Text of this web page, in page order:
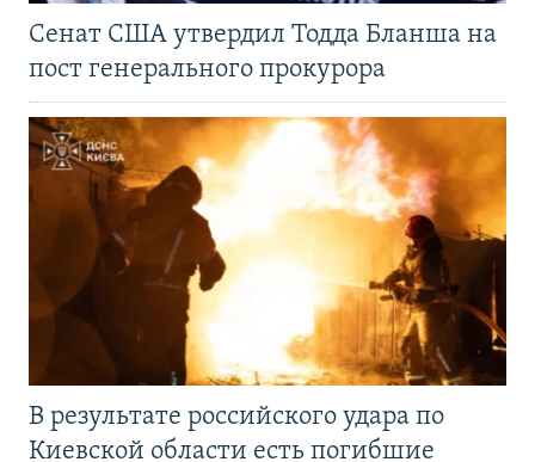
Сенат США утвердил Тодда Бланша на
пост генерального прокурора
В результате российского удара по
Киевской области есть погибшие